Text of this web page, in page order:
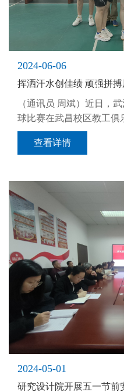
2024-06-06
挥洒汗水创佳绩 顽强拼
（通讯员 周斌）近日，
球比赛在武昌校区教工俱
查看详情
2024-05-01
研究设计院开展五一节前